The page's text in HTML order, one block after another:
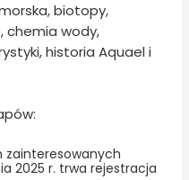
biotopy,
chemia wody,
historia Aquael i
zainteresowanych
2025 r. trwa rejestracja